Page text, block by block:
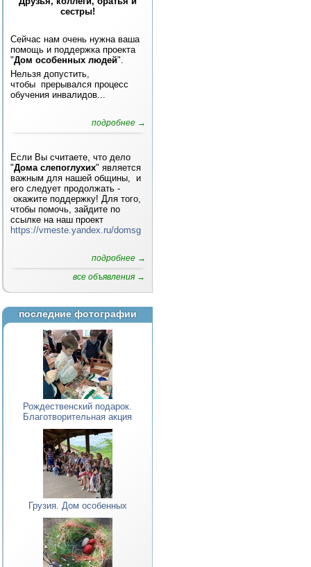
сестры!
Сейчас нам очень нужна ваша
помощь и поддержка проекта
"Дом особенных людей".
Нельзя допустить,
чтобы прерывался процесс
обучения инвалидов...
подробнее →
Если Вы считаете, что дело
"Дома слепоглухих" является
важным для нашей общины, и
его следует продолжать -
окажите поддержку! Для того,
чтобы помочь, зайдите по
ссылке на наш проект
https://vmeste.yandex.ru/domsg
подробнее →
все объявления →
последние фотографии
Рождественский подарок.
Благотворительная акция
Грузия. Дом особенных